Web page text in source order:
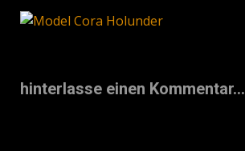
hinterlasse einen Kommentar...